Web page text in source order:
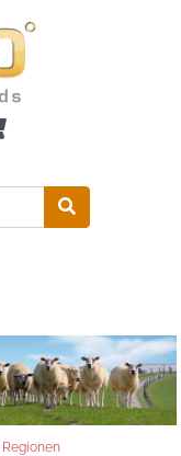
Regionen